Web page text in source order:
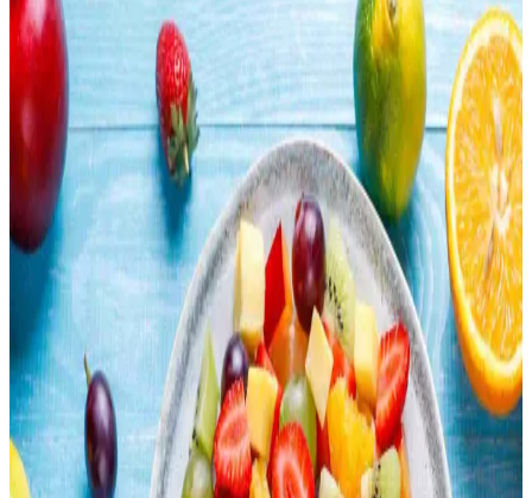
Evde Sağlıklı ve Ekonomik Smoothie Hazırlama
Yöntemleri ve Tarifleri
Evde smoothie hazırlamak, ekonomik ve besleyici öğünler sunar.
Doğru malzeme seçimi, besin değeri dengesi ve çevre dostu
uygulamalarla sağlıklı içecekler oluşturabilirsiniz.
Otomatik Kedi Kumu Kabı: Zaman Tasarrufu ve
Hijyen Sağlayan Pratik Çözüm
Otomatik kedi kumu kabı, zaman tasarrufu ve hijyen sunarak kedi
sahiplerinin günlük yükünü azaltır. Cihaz seçimi ve bakımına dikkat
edilmelidir. Tasarruf, maddi ve zihinsel sağlık açısından önemlidir.
Çocuk Dostu ve Pratik Taşınabilir Öğünlerle
Dışarıda Yemek Alışkanlığını Azaltma Yöntemleri
Dışarıda yemek yeme alışkanlığını azaltmak için çocuk dostu, pratik
ve taşınabilir öğünler hazırlamak önemlidir. Sandviçler, pizza
ruloları, makarna salataları gibi seçenekler ekonomik ve sağlıklı
alternatifler sunar.